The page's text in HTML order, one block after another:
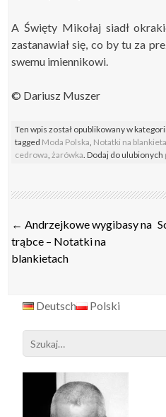
A Święty Mikołaj siadł
zastanawiał się, co by tu za
swemu imiennikowi.
© Dariusz Muszer
Ten wpis został opublikowany w
tagged Moda Polska, Notatki na
cedrowa,żarówka. Dodaj do ulubionych
Post
navigation
← Andrzejkowe wygibasy na
trąbce – Notatki na
blankietach
Deutsch Polski